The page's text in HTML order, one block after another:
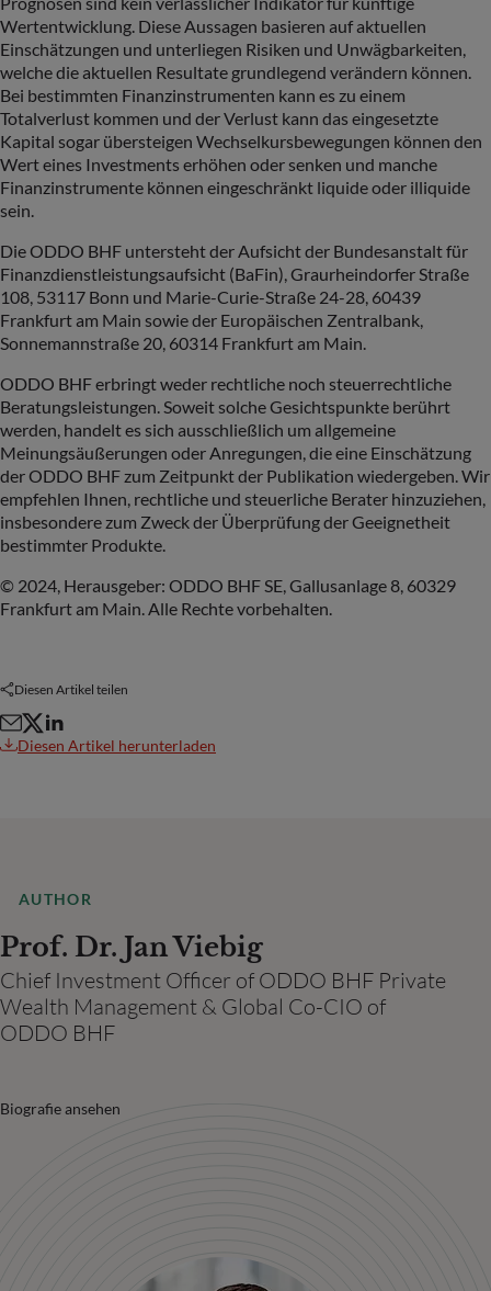
Wertentwicklung. Diese Aussagen basieren auf aktuellen
Einschätzungen und unterliegen Risiken und Unwägbarkeiten,
welche die aktuellen Resultate grundlegend verändern können.
Bei bestimmten Finanzinstrumenten kann es zu einem
Totalverlust kommen und der Verlust kann das eingesetzte
Kapital sogar übersteigen Wechselkursbewegungen können den
Wert eines Investments erhöhen oder senken und manche
Finanzinstrumente können eingeschränkt liquide oder illiquide
sein.
Die ODDO BHF untersteht der Aufsicht der Bundesanstalt für
Finanzdienstleistungsaufsicht (BaFin), Graurheindorfer Straße
108, 53117 Bonn und Marie-Curie-Straße 24-28, 60439
Frankfurt am Main sowie der Europäischen Zentralbank,
Sonnemannstraße 20, 60314 Frankfurt am Main.
ODDO BHF erbringt weder rechtliche noch steuerrechtliche
Beratungsleistungen. Soweit solche Gesichtspunkte berührt
werden, handelt es sich ausschließlich um allgemeine
Meinungsäußerungen oder Anregungen, die eine Einschätzung
der ODDO BHF zum Zeitpunkt der Publikation wiedergeben. Wir
empfehlen Ihnen, rechtliche und steuerliche Berater hinzuziehen,
insbesondere zum Zweck der Überprüfung der Geeignetheit
bestimmter Produkte.
© 2024, Herausgeber: ODDO BHF SE, Gallusanlage 8, 60329
Frankfurt am Main. Alle Rechte vorbehalten.
Diesen Artikel teilen
Diesen Artikel herunterladen
AUTHOR
Prof. Dr. Jan Viebig
Chief Investment Officer of ODDO BHF Private
Wealth Management & Global Co-CIO of
ODDO BHF
Biografie ansehen